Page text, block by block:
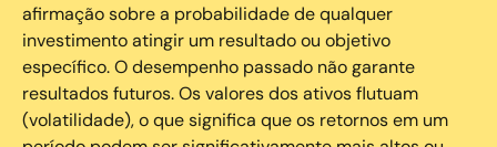
afirmação sobre a probabilidade de qualquer
investimento atingir um resultado ou objetivo
específico. O desempenho passado não garante
resultados futuros. Os valores dos ativos flutuam
(volatilidade), o que significa que os retornos em um